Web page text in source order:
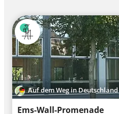
Auf dem Weg in Deutschland
Ems-Wall-Promenade